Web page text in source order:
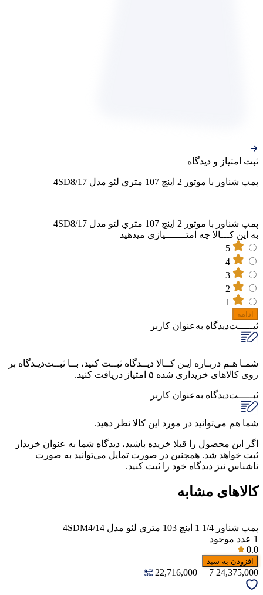
ثبت‌ امتیاز‌ و‌ دیدگاه
پمپ شناور با موتور 2 اينچ 107 متري لئو مدل 4SD8/17
پمپ شناور با موتور 2 اينچ 107 متري لئو مدل 4SD8/17
به این کـــالا چه امتـــــــیازی میدهید
ادامه
ثبـــــت‌دیدگاه به‌عنوان کاربر
شمـا هـم دربـاره ایـن کــالا دیــدگاه ثبــت کنید، بــا ثبــت‌دیـدگاه بر
روی کالاهای خریداری شده ۵ امتیاز دریافت کنید.
ثبـــــت‌دیدگاه به‌عنوان کاربر
شما هم می‌توانید در مورد این کالا نظر دهید.
اگر این محصول را قبلا خریده باشید، دیدگاه شما به عنوان خریدار
ثبت خواهد شد. همچنین در صورت تمایل می‌توانید به صورت
ناشناس نیز دیدگاه خود را ثبت کنید.
کالاهای مشابه
پمپ شناور 1/4 1 اينچ 103 متري لئو مدل 4SDM4/14
1 عدد موجود
0.0
افزودن به سبد
24,375,000
7
22,716,000